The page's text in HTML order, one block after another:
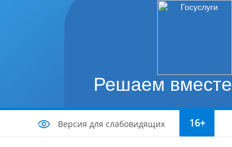
Решаем вместе
Версия для слабовидящих 16+